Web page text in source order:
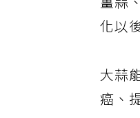
薑蒜
化以
大蒜
癌、